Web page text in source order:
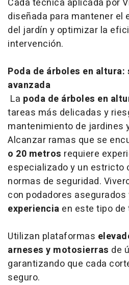
diseñada para mantener el
del jardín y optimizar la
intervención.
Poda de árboles en
avanzada
La poda de árboles en
tareas más delicadas y
mantenimiento de jardines
Alcanzar ramas que se
o 20 metros requiere
especializado y un estricto
normas de seguridad.
con podadores asegurados
experiencia en este tipo
Utilizan plataformas
arneses y motosierras de
garantizando que cada
seguro.